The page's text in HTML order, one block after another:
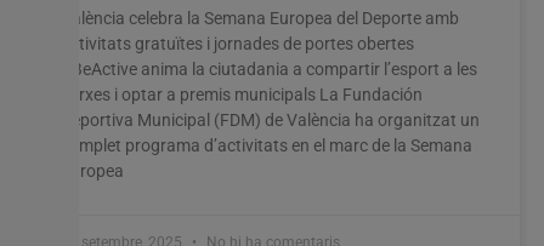
València celebra la Semana Europea del Deporte amb
activitats gratuïtes i jornades de portes obertes
#BeActive anima la ciutadania a compartir l’esport a les
xarxes i optar a premis municipals La Fundación
Deportiva Municipal (FDM) de València ha organitzat un
complet programa d’activitats en el marc de la Semana
Europea
19 setembre, 2025 No hi ha comentaris